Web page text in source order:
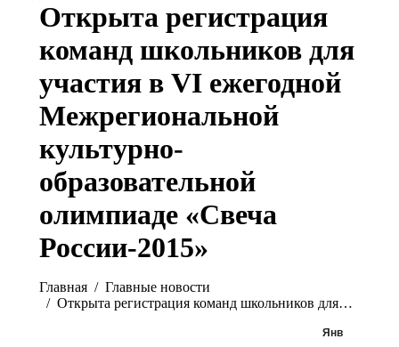
Открыта регистрация
команд школьников для
участия в VI ежегодной
Межрегиональной
культурно-
образовательной
олимпиаде «Свеча
России-2015»
Главная
Главные новости
Открыта регистрация команд школьников для…
Янв